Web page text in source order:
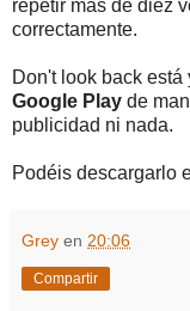
repetir más de diez
correctamente.
Don't look back
Google Play de
publicidad ni nada.
Podéis descargarlo
Grey en 20:06
Compartir